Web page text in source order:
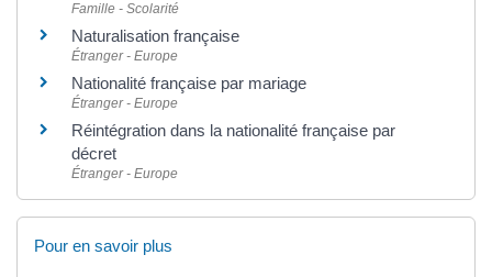
Famille - Scolarité
Naturalisation française
Étranger - Europe
Nationalité française par mariage
Étranger - Europe
Réintégration dans la nationalité française par
décret
Étranger - Europe
Pour en savoir plus